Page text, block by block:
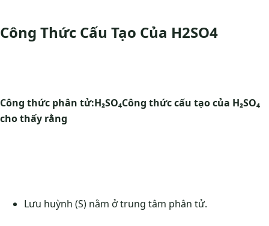
Công Thức Cấu Tạo Của H2SO4
Công thức phân tử:H₂SO₄Công thức cấu tạo của H₂SO₄
cho thấy rằng
Lưu huỳnh (S) nằm ở trung tâm phân tử.